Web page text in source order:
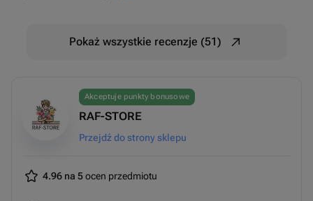
Pokaż wszystkie recenzje (51)
Akceptuje punkty bonusowe
RAF-STORE
Przejdź do strony sklepu
4.96 na 5ocen przedmiotu